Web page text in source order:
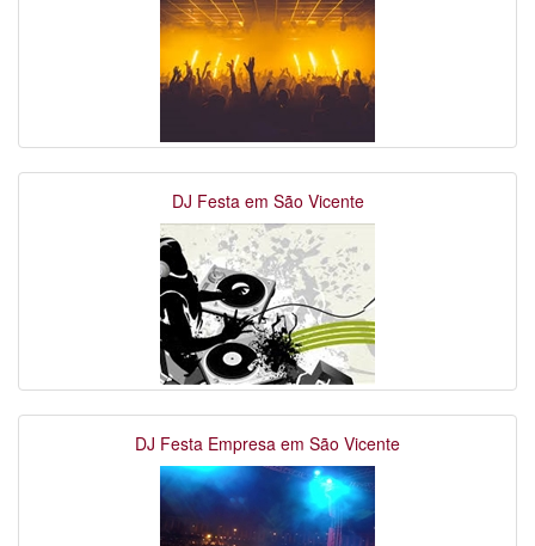
DJ Festa em São Vicente
DJ Festa Empresa em São Vicente